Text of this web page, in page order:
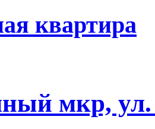
квартира
мкр,